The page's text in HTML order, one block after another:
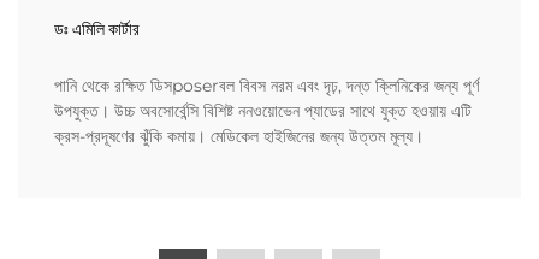
ডঃ এমিলি কার্টার
পানি থেকে রক্ষিত ডিসposerবল বিবস নরম এবং দৃঢ়, দন্ত ক্লিনিকের জন্য পূর্ণ
উপযুক্ত। উচ্চ অবসোর্বেন্সি বিশিষ্ট ননওয়োভেন প্যাডের সাথে যুক্ত হওয়ায় এটি
ক্রস-প্রদূষণের ঝুঁকি কমায়। মেডিকেল হাইজিনের জন্য উত্তম মূল্য।